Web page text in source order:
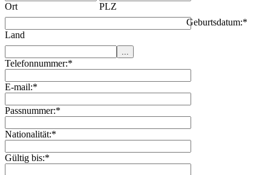
Ort PLZ
Land
Geburtsdatum:*
Telefonnummer:*
E-mail:*
Passnummer:*
Nationalität:*
Gültig bis:*